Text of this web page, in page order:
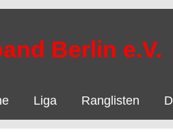
Berlin e.V.
Liga Ranglisten